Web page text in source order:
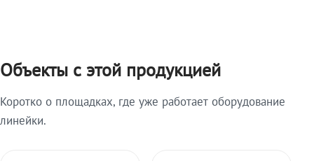
Объекты с этой продукцией
Коротко о площадках, где уже работает оборудование
линейки.